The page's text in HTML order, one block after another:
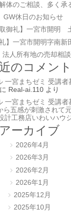
体のご相談、多く承
GW休日のお知らせ
取御礼】一宮市開明
礼】一宮市開明字南
法人所有地の売却相
のコメント
一宮まちゼミ 受講者
に Real-ai.110 より
一宮まちゼミ 受講者
ら五感が刺激されて
計工務店いわいハウ
アーカイブ
2026年4月
2026年3月
2026年2月
2026年1月
2025年12月
2025年10月